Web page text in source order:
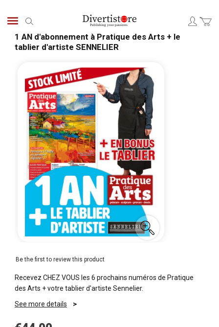
1 AN d'abonnement à Pratique des Arts + le
tablier d'artiste SENNELIER
end
images
gallery
Be the first to review this product
Recevez CHEZ VOUS les 6 prochains numéros de Pratique
des Arts + votre tablier d'artiste Sennelier.
See more details